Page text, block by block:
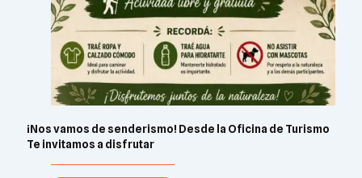
¡Nos vamos de senderismo! Desde la Oficina de Turismo
Te invitamos a disfrutar